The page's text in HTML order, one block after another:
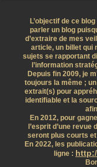
L’objectif de ce
parler un blog
d’extraire de mes
article, un billet qui
sujets se rapportant
l’information
Depuis fin 2009, je
toujours la même ;
extrait(s) pour
identifiable et la
En 2012, pour
l’esprit d’une
seront plus courts
En 2022, les
ligne :